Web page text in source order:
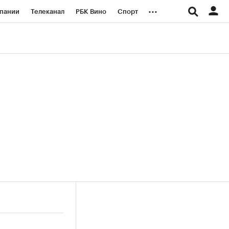
Телеканал РБК Вино Спорт ...